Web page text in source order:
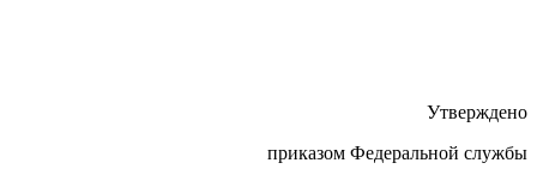
Утверждено
приказом Федеральной службы